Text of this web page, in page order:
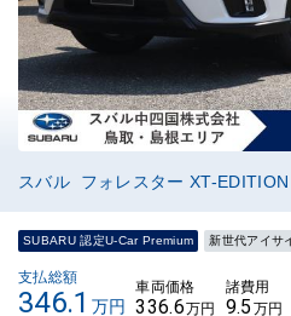
スバル フォレスター XT-EDITION
SUBARU 認定U-Car Premium 新世代アイサ
支払総額
346.1 万円
車両価格
336.6万円
諸費用
9.5 万円